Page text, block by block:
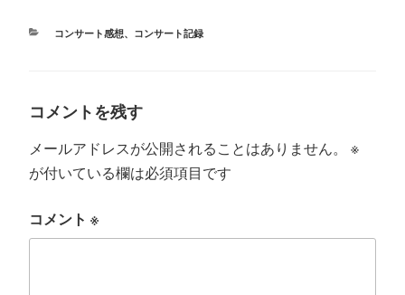
r ok
カ
コンサート感想、 コンサート記録
コメントを残す
メールアドレスが公開されることはありません。
※
が付いている欄は必須項目です
コメント ※